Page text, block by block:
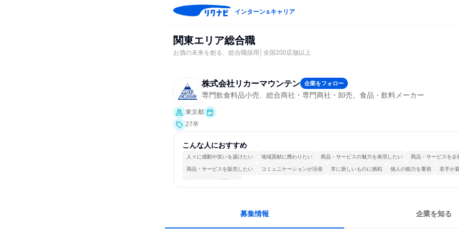
インターン＆キャリア
関東エリア総合職
お酒の未来を創る、総合職採用│全国200店舗以上
株式会社リカーマウンテン 企業をフォロー
専門飲食料品小売、総合商社・専門商社・卸売、食品・飲料メーカー
東京都
27卒
こんな人におすすめ
人々に感動や笑いを届けたい 地域貢献に携わりたい 商品・サービスの魅力を表現したい 商品・サービスを企
商品・サービスを販売したい コミュニケーションが活発 常に新しいものに挑戦 個人の能力を重視 若手が
人とたくさん会話する
募集情報 企業を知る